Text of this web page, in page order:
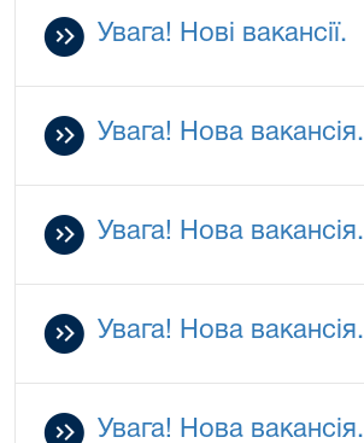
Увага! Нові вакансії.
Увага! Нова вакансія.
Увага! Нова вакансія.
Увага! Нова вакансія.
Увага! Нова вакансія.